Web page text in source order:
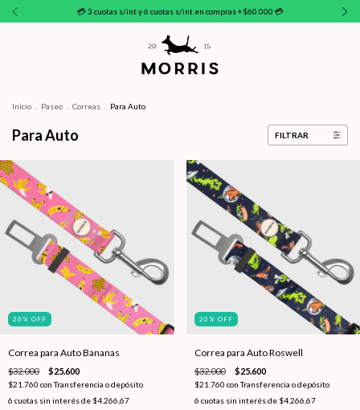
💳 3 cuotas s/int y 6 cuotas s/int en compras +$60.000 💳
Inicio Paseo Correas Para Auto
Para Auto FILTRAR
20 % OFF
Correa para Auto Bananas
$32.000 $25.600
$21.760 con Transferencia o depósito
6 cuotas sin interés de $4.266,67
20 % OFF
Correa para Auto Roswell
$32.000 $25.600
$21.760 con Transferencia o depósito
6 cuotas sin interés de $4.266,67